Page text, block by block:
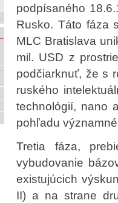
podpísaného
Rusko. Táto fáza
MLC Bratislava
mil. USD z
podčiarknuť, že s
ruského
technológií, nano
pohľadu
Tretia fáza,
vybudovanie
existujúcich
II) a na strane